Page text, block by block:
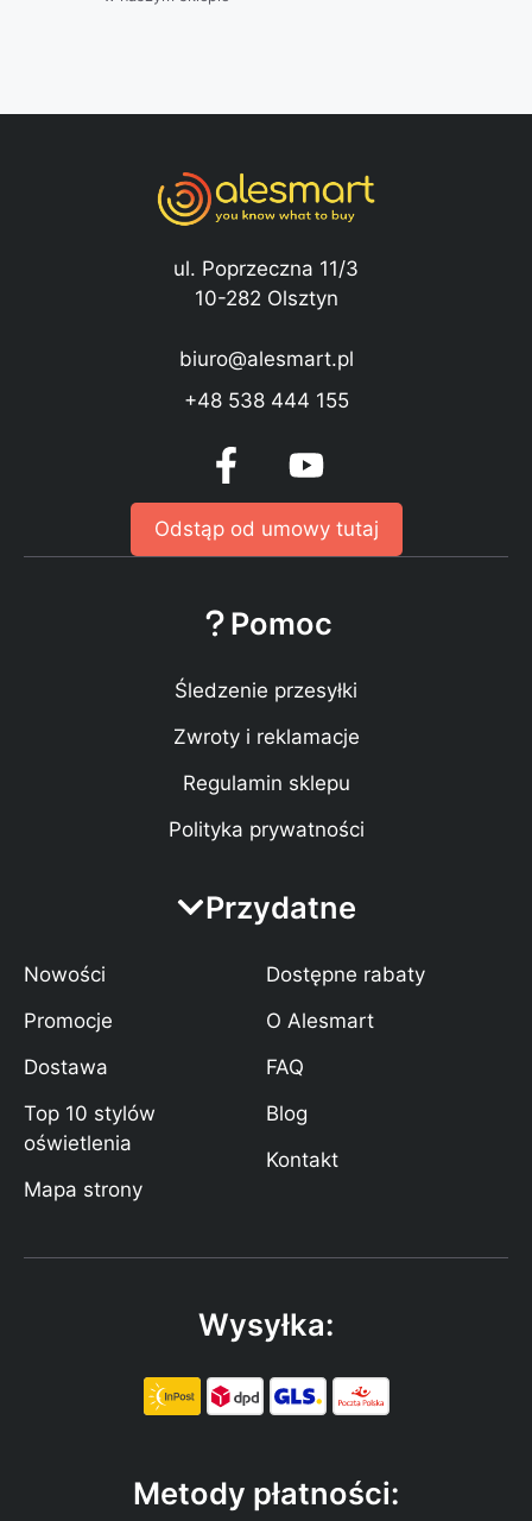
ul. Poprzeczna 11/3
10-282 Olsztyn
biuro@alesmart.pl
+48 538 444 155
Odstąp od umowy tutaj
Pomoc
Śledzenie przesyłki
Zwroty i reklamacje
Regulamin sklepu
Polityka prywatności
Przydatne
Nowości
Promocje
Dostawa
Top 10 stylów
oświetlenia
Mapa strony
Dostępne rabaty
O Alesmart
FAQ
Blog
Kontakt
Wysyłka:
Metody płatności: